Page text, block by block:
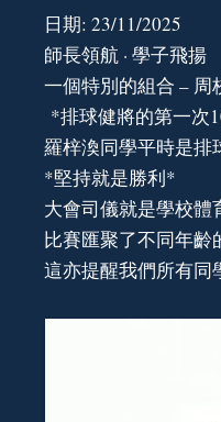
日期: 23/11/2025
師長領航 · 學子飛揚
一個特別的組合 – 周
*排球健將的第一次
羅梓渙同學平時是排
*堅持就是勝利*
大會司儀就是學校體
比賽匯聚了不同年齡
這亦提醒我們所有同